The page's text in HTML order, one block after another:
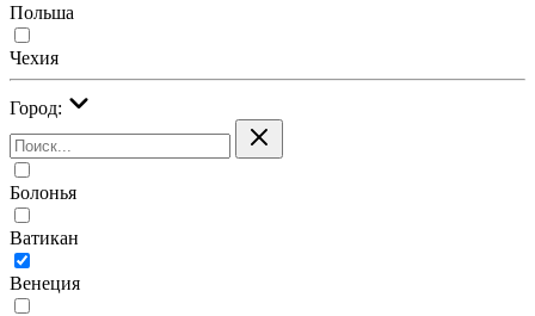
Польша
Чехия
Город:
Болонья
Ватикан
Венеция